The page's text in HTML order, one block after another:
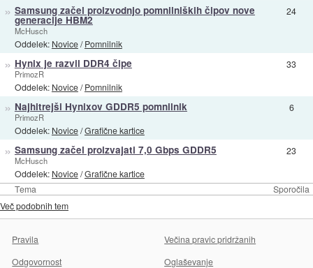
Tema Sporočila
» Samsung začel proizvodnjo pomnilniških čipov nove
generacije HBM2
McHusch
Oddelek: Novice/Pomnilnik
24
» Hynix je razvil DDR4 čipe
PrimozR
Oddelek: Novice/Pomnilnik
33
» Najhitrejši Hynixov GDDR5 pomnilnik
PrimozR
Oddelek: Novice/Grafične kartice
6
» Samsung začel proizvajati 7,0 Gbps GDDR5
McHusch
Oddelek: Novice/Grafične kartice
23
Več podobnih tem
Pravila
Večina pravic pridržanih
Odgovornost
Oglaševanje